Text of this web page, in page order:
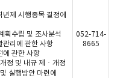
제 시행종목 결정에
수립 및 조사분석
리에 관한 사항
관한 사항
정 및 내규 제ㆍ개정
실행방안 마련에
052-714-
8665